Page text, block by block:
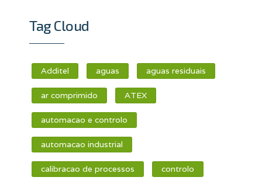
Tag Cloud
Additel aguas aguas residuais
ar comprimido ATEX
automacao e controlo
automacao industrial
calibracao de processos controlo